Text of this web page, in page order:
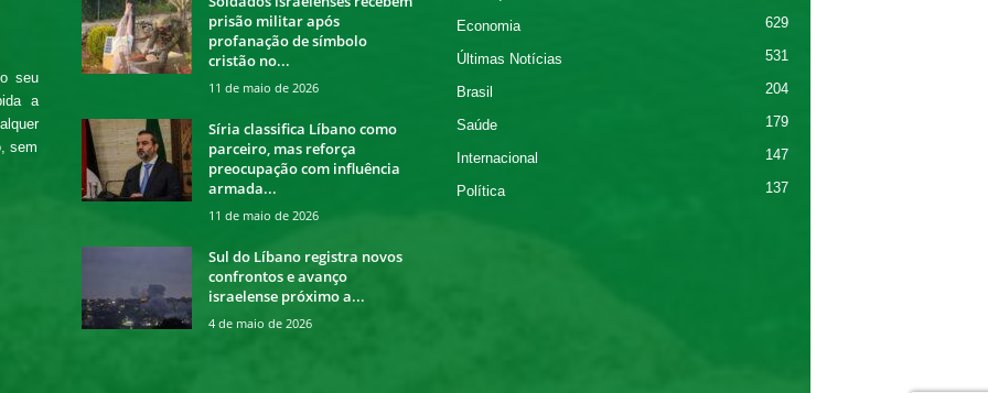
seu
a
sem
prisão militar após
profanação de símbolo
cristão no...
11 de maio de 2026
Síria classifica Líbano como
parceiro, mas reforça
preocupação com influência
armada...
11 de maio de 2026
Sul do Líbano registra novos
confrontos e avanço
israelense próximo a...
4 de maio de 2026
Economia 629
Últimas Notícias 531
Brasil 204
Saúde 179
Internacional 147
Política 137